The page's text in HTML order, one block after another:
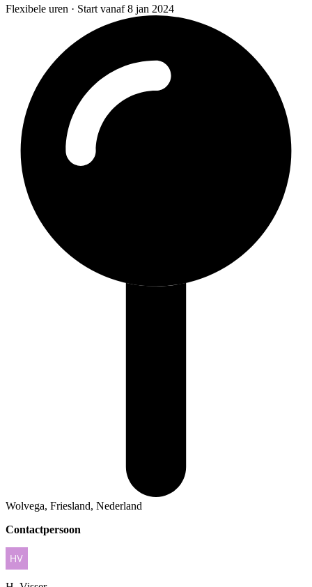
Flexibele uren · Start vanaf 8 jan 2024
Wolvega, Friesland, Nederland
Contactpersoon